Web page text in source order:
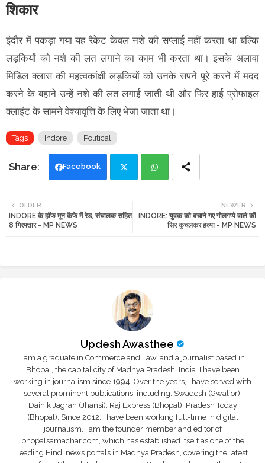
शिकार
इंदौर में पकड़ा गया यह रैकेट केवल नशे की सप्लाई नहीं करता था बल्कि
लड़कियों को नशे की लत लगाने का काम भी करता था। इसके अलावा
मिडिल क्लास की महत्वकांक्षी लड़कियों को उनके सपने पूरे करने में मदद
करने के बहाने उन्हें नशे की लत लगाई जाती थी और फिर हाई प्रोफाइल
क्लाइंट के सामने वेश्यावृत्ति के लिए भेजा जाता था।
Tags Indore Political
Facebook
tte ats
NEWER
INDORE: युवक को बचाने गए गोलगप्पे वाले की
सिर कुचलकर हत्या - MP NEWS
OLDER
INDORE के हॉफ मून कैफे में रेड, संचालक सहित
8 गिरफ्तार - MP NEWS
Updesh Awasthee
I am a graduate in Commerce and Law, and a journalist based in
Bhopal, the capital city of Madhya Pradesh, India. I have been
working in journalism since 1994. Over the years, I have served with
several prominent publications, including: Swadesh (Gwalior),
Dainik Jagran (Jhansi), Raj Express (Bhopal), Pradesh Today
(Bhopal); Since 2012, I have been working full-time in digital
journalism. I am the founder member and editor of
bhopalsamachar.com, which has established itself as one of the
leading Hindi news portals in Madhya Pradesh, covering the latest